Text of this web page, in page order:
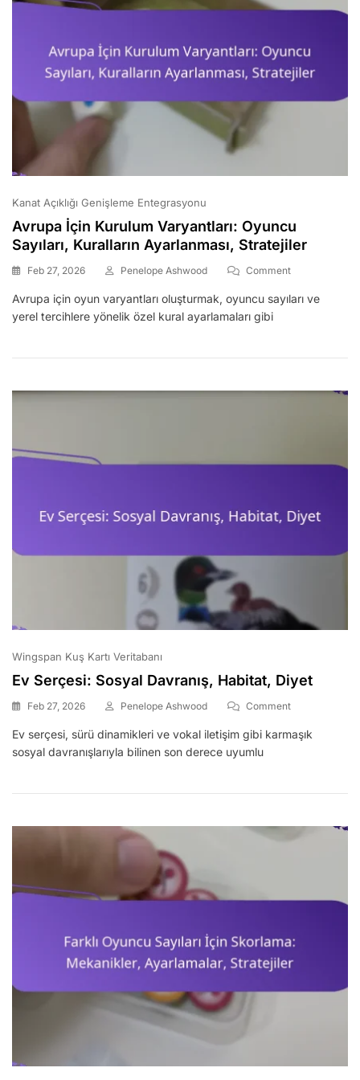
Kanat Açıklığı Genişleme Entegrasyonu
Avrupa İçin Kurulum Varyantları: Oyuncu
Sayıları, Kuralların Ayarlanması, Stratejiler
Feb 27, 2026 Penelope Ashwood CommentOn
İçin
Sayıları,
Ayarlanması,
Avrupa için oyun varyantları oluşturmak, oyuncu sayıları ve
yerel tercihlere yönelik özel kural ayarlamaları gibi
Wingspan Kuş Kartı Veritabanı
Ev Serçesi: Sosyal Davranış, Habitat, Diyet
Feb 27, 2026 Penelope Ashwood CommentOn
Serçesi:
Diyet
Ev serçesi, sürü dinamikleri ve vokal iletişim gibi karmaşık
sosyal davranışlarıyla bilinen son derece uyumlu